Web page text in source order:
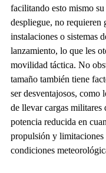
facilitando esto mismo
despliegue, no requieren
instalaciones o sistemas
lanzamiento, lo que les
movilidad táctica. No
tamaño también tiene
ser desventajosos, como
de llevar cargas militares
potencia reducida en
propulsión y limitaciones
condiciones